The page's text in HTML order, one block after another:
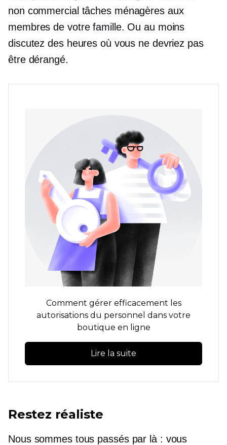
non commercial tâches ménagères aux
membres de votre famille. Ou au moins
discutez des heures où vous ne devriez pas
être dérangé.
Comment gérer efficacement les
autorisations du personnel dans votre
boutique en ligne
Lire la suite
Restez réaliste
Nous sommes tous passés par là : vous